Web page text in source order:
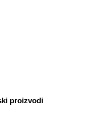
proizvodi